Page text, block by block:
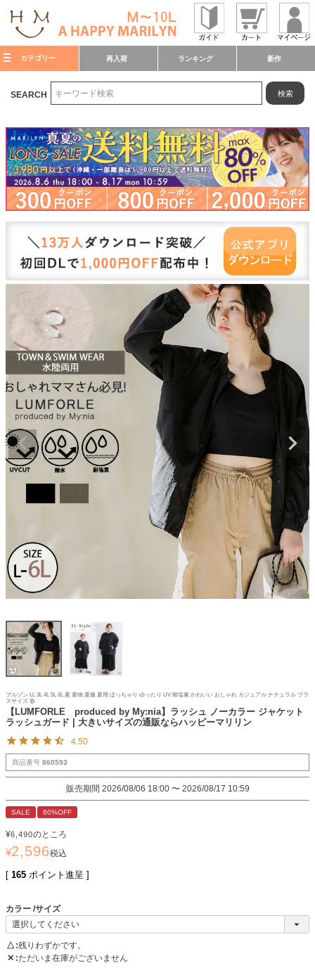
カテゴリー 再入荷 ランキング 新作
SEARCH 検索
ブルゾン LL 3L 4L 5L 6L 夏 夏物 夏服 夏用 ぽっちゃり ゆったり UV 耐塩素 かわいい おしゃれ カジュアル ナチュラル プラ
スサイズ 春
【LUMFORLE produced by My:nia】ラッシュ ノーカラー ジャケット
ラッシュガード | 大きいサイズの通販ならハッピーマリリン
4.50
商品番号 860593
販売期間 2026/08/06 18:00 〜 2026/08/17 10:59
SALE 60%OFF
¥6,490のところ
¥2,596税込
[ 165 ポイント進呈 ]
カラー サイズ
△ 残りわずかです。
✕ ただいま在庫がございません